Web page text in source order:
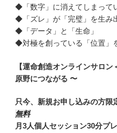
◆「数字」に消えてしまって
◆「ズレ」が「完璧」を生み
◆「データ」と「生命」
◆対極を創っている「位置」
【運命創造オンラインサロ
原野につながる 〜
只今、新規お申し込みの方限
無料
月3人個人セッション30分プ